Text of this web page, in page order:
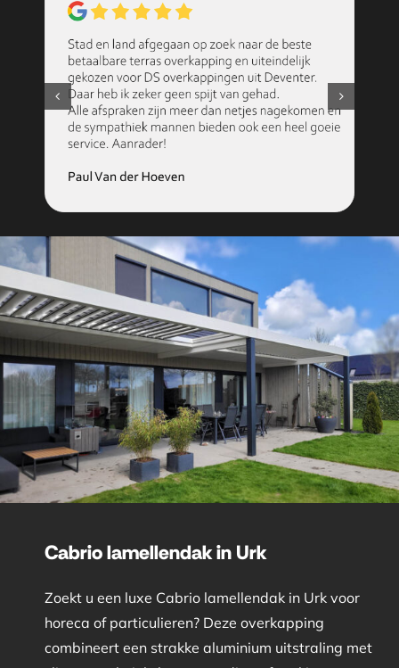
Cabrio lamellendak in Urk
Zoekt u een luxe Cabrio lamellendak in Urk voor
horeca of particulieren? Deze overkapping
combineert een strakke aluminium uitstraling met